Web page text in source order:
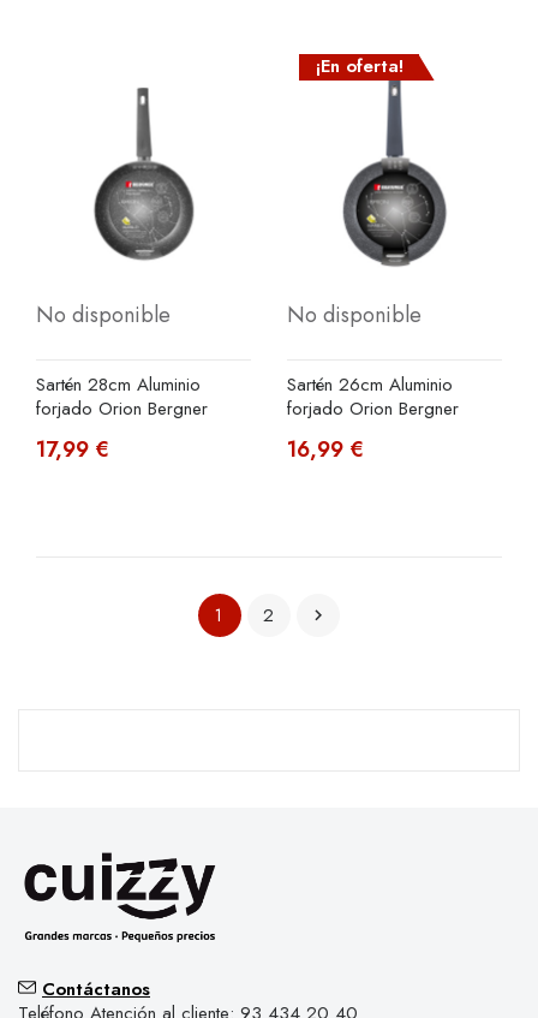
No disponible
Sartén 28cm Aluminio
forjado Orion Bergner
17,99 €
¡En oferta!
No disponible
Sartén 26cm Aluminio
forjado Orion Bergner
16,99 €
1 2 
Contáctanos